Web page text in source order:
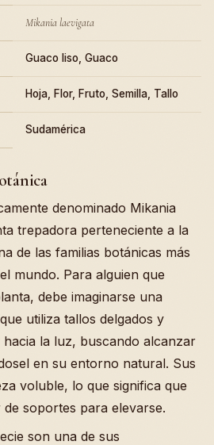
Mikania laevigata
Guaco liso, Guaco
Hoja, Flor, Fruto, Semilla, Tallo
Sudamérica
denominado Mikania
trepadora perteneciente a la
de las familias botánicas más
mundo. Para alguien que
debe imaginarse una
utiliza tallos delgados y
la luz, buscando alcanzar
en su entorno natural. Sus
voluble, lo que significa que
soportes para elevarse.
son una de sus